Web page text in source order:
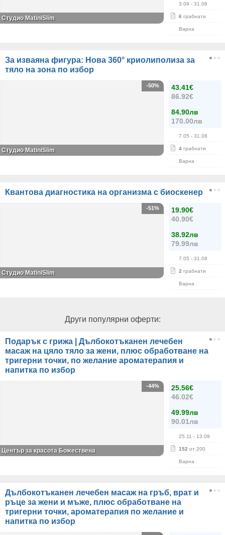
3.09 - 31.08
6 грабнати
Варна
Студио MatiniSlim
За изваяна фигура: Нова 360° криолиполиза за
тяло на зона по избор
43.41€
86.92€
84.90лв
170.00лв
7.05 - 31.08
4 грабнати
Варна
-50%
Студио MatiniSlim
Квантова диагностика на организма с биоскенер
19.90€
40.90€
38.92лв
79.99лв
7.05 - 31.08
2 грабнати
Варна
-51%
Студио MatiniSlim
Други популярни оферти:
Подарък с грижа | Дълбокотъканен лечебен
масаж на цяло тяло за жени, плюс обработване на
тригерни точки, по желание ароматерапия и
напитка по избор
25.56€
46.02€
49.99лв
90.01лв
25.11 - 13.09
152 от 200
Варна
-44%
Център за красота Божествена
Дълбокотъканен лечебен масаж на гръб, врат и
ръце за жени и мъже, плюс обработване на
тригерни точки, ароматерапия по желание и
напитка по избор